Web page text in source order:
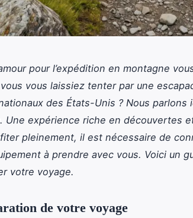
pour l’expédition en montagne
vous laissiez tenter par une
des États-Unis ? Nous parlons
Une expérience riche en découvertes
pleinement, il est nécessaire de
à prendre avec vous. Voici un
votre voyage.
de votre voyage